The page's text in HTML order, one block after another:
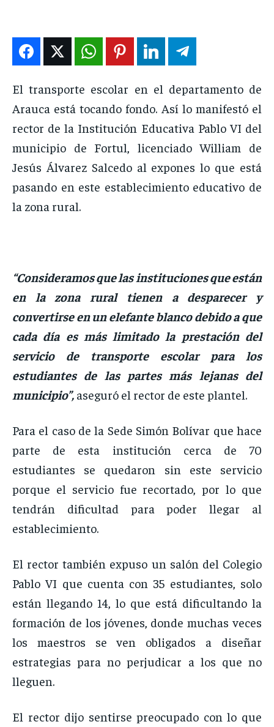
EN VIVO
NOSOTROS
PUATE CON NOSOTROS
EN VIVO
NOSOTROS
PUATE CON NOSOTROS
EN VIVO
NOSOTROS
PUATE CON NOSOTROS
EN VIVO
NOSOTROS
PUATE CON NOSOTROS
El transporte escolar en el departamento de
Arauca está tocando fondo. Así lo manifestó el
rector de la Institución Educativa Pablo VI del
municipio de Fortul, licenciado William de
Jesús Álvarez Salcedo al expones lo que está
pasando en este establecimiento educativo de
la zona rural.
“Consideramos que las instituciones que están
en la zona rural tienen a desparecer y
convertirse en un elefante blanco debido a que
cada día es más limitado la prestación del
servicio de transporte escolar para los
estudiantes de las partes más lejanas del
municipio”, aseguró el rector de este plantel.
Para el caso de la Sede Simón Bolívar que hace
parte de esta institución cerca de 70
estudiantes se quedaron sin este servicio
porque el servicio fue recortado, por lo que
tendrán dificultad para poder llegar al
establecimiento.
El rector también expuso un salón del Colegio
Pablo VI que cuenta con 35 estudiantes, solo
están llegando 14, lo que está dificultando la
formación de los jóvenes, donde muchas veces
los maestros se ven obligados a diseñar
estrategias para no perjudicar a los que no
lleguen.
El rector dijo sentirse preocupado con lo que